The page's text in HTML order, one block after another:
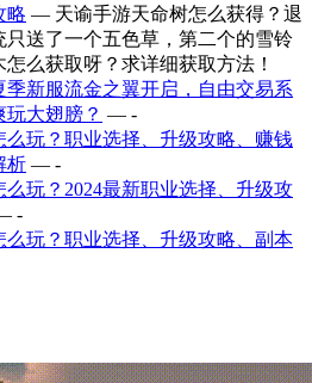
略 — 天谕手游天命树怎么获得？退
只送了一个五色草，第二个的雪铃
么获取呀？求详细获取方法！
季新服流金之翼开启，自由交易系
大翅膀？ — -
么玩？职业选择、升级攻略、赚钱
析 — -
么玩？2024最新职业选择、升级攻
-
么玩？职业选择、升级攻略、副本